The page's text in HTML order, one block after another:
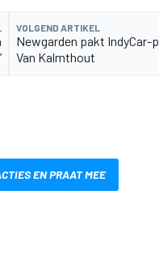
VOLGEND ARTIKEL
Newgarden pakt IndyCar-
Van Kalmthout
EN PRAAT MEE